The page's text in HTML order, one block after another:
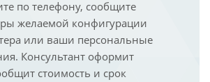
по телефону, сообщите
желаемой конфигурации
или ваши персональные
Консультант оформит
стоимость и срок